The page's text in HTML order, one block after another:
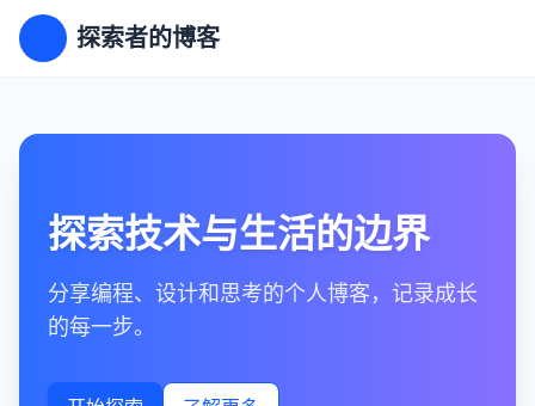
探索者的博客
探索技术与生活的边界
分享编程、设计和思考的个人博客，记录成长
的每一步。